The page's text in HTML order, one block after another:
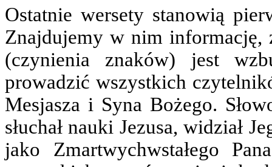
Ostatnie wersety stanowią
Znajdujemy w nim informację,
(czynienia znaków) jest
prowadzić wszystkich
Mesjasza i Syna Bożego.
słuchał nauki Jezusa, widział
jako Zmartwychwstałego